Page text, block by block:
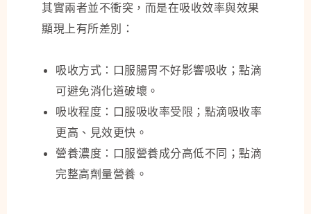
其實兩者並不衝突，而是在吸收效率與效果
顯現上有所差別：
吸收方式：口服腸胃不好影響吸收；點滴
可避免消化道破壞。
吸收程度：口服吸收率受限；點滴吸收率
更高、見效更快。
營養濃度：口服營養成分高低不同；點滴
完整高劑量營養。